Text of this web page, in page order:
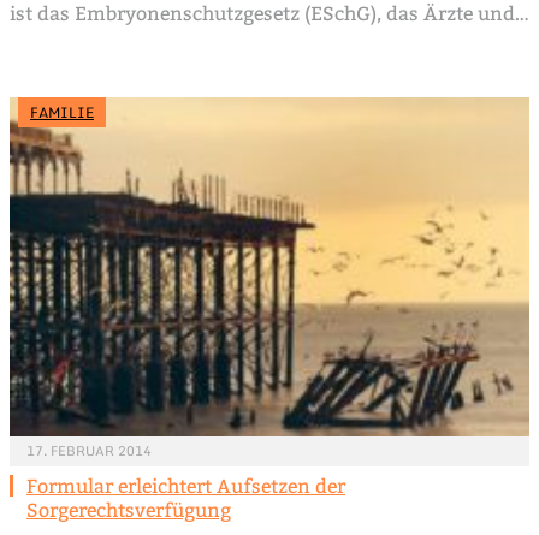
ist das Embryonenschutzgesetz (ESchG), das Ärzte und…
FAMILIE
17. FEBRUAR 2014
Formular erleichtert Aufsetzen der
Sorgerechtsverfügung